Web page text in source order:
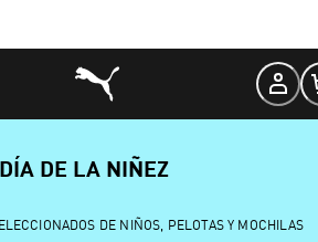
DÍA DE LA NIÑEZ
DE NIÑOS, PELOTAS Y MOCHILAS